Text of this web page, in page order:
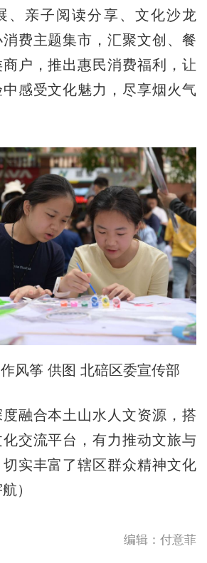
、亲子阅读分享、文化沙龙
费主题集市，汇聚文创、餐
户，推出惠民消费福利，让
感受文化魅力，尽享烟火气
风筝 供图 北碚区委宣传部
合本土山水人文资源，搭
交流平台，有力推动文旅与
实丰富了辖区群众精神文化
）
编辑：付意菲